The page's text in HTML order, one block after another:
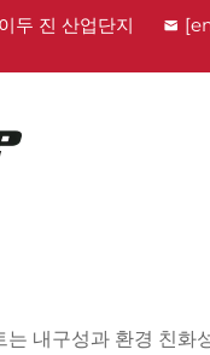
두 진 산업단지
는 내구성과 환경 친화